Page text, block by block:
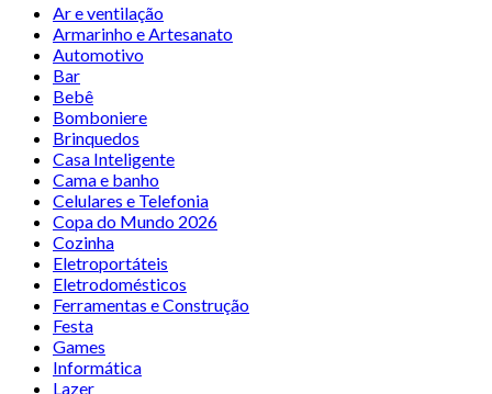
Ar e ventilação
Armarinho e Artesanato
Automotivo
Bar
Bebê
Bomboniere
Brinquedos
Casa Inteligente
Cama e banho
Celulares e Telefonia
Copa do Mundo 2026
Cozinha
Eletroportáteis
Eletrodomésticos
Ferramentas e Construção
Festa
Games
Informática
Lazer